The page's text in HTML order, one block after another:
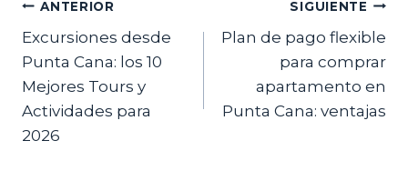
Navegación
de
entradas
ANTERIOR
Excursiones desde
Punta Cana: los 10
Mejores Tours y
Actividades para
2026
SIGUIENTE
Plan de pago flexible
para comprar
apartamento en
Punta Cana: ventajas